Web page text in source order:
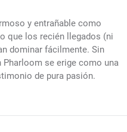
y entrañable como
que los recién llegados (ni
dominar fácilmente. Sin
Pharloom se erige como una
de pura pasión.